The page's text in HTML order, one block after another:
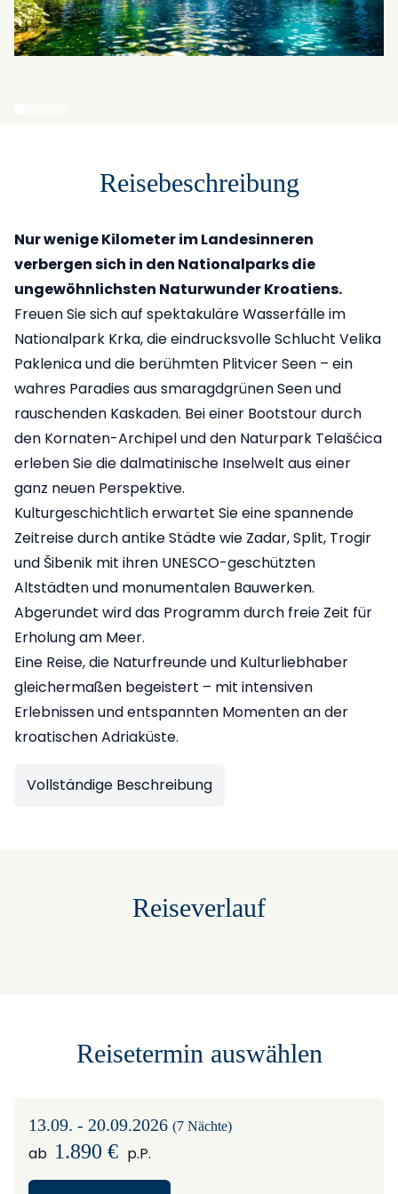
Reisebeschreibung
Nur wenige Kilometer im Landesinneren
verbergen sich in den Nationalparks die
ungewöhnlichsten Naturwunder Kroatiens.
Freuen Sie sich auf spektakuläre Wasserfälle im
Nationalpark Krka, die eindrucksvolle Schlucht Velika
Paklenica und die berühmten Plitvicer Seen – ein
wahres Paradies aus smaragdgrünen Seen und
rauschenden Kaskaden. Bei einer Bootstour durch
den Kornaten-Archipel und den Naturpark Telašćica
erleben Sie die dalmatinische Inselwelt aus einer
ganz neuen Perspektive.
Kulturgeschichtlich erwartet Sie eine spannende
Zeitreise durch antike Städte wie Zadar, Split, Trogir
und Šibenik mit ihren UNESCO-geschützten
Altstädten und monumentalen Bauwerken.
Abgerundet wird das Programm durch freie Zeit für
Erholung am Meer.
Eine Reise, die Naturfreunde und Kulturliebhaber
gleichermaßen begeistert – mit intensiven
Erlebnissen und entspannten Momenten an der
kroatischen Adriaküste.
Vollständige Beschreibung
Reiseverlauf
Reisetermin auswählen
13.09. - 20.09.2026 (7 Nächte)
ab 1.890 € p.P.